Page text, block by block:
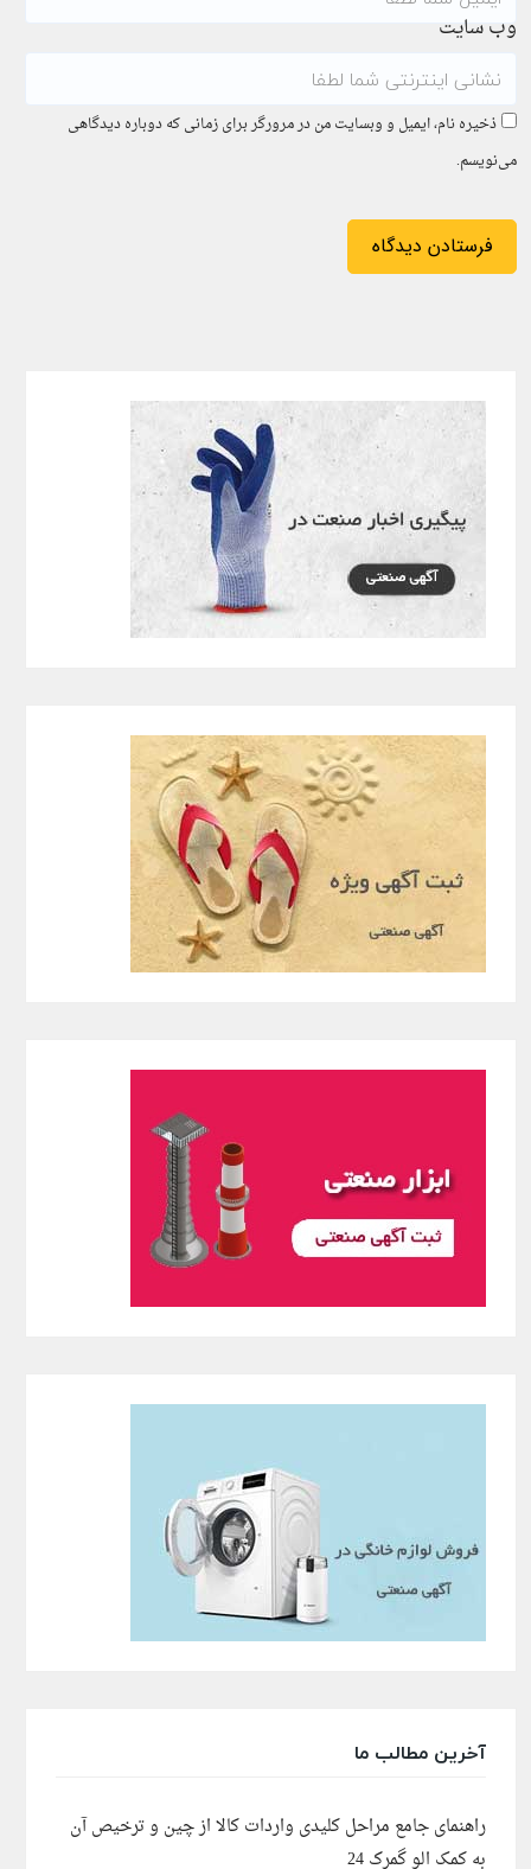
وب سایت
ذخیره نام، ایمیل و وبسایت من در مرورگر برای زمانی که دوباره دیدگاهی
می‌نویسم.
آخرین مطالب ما
راهنمای جامع مراحل کلیدی واردات کالا از چین و ترخیص آن
به کمک الو گمرک 24